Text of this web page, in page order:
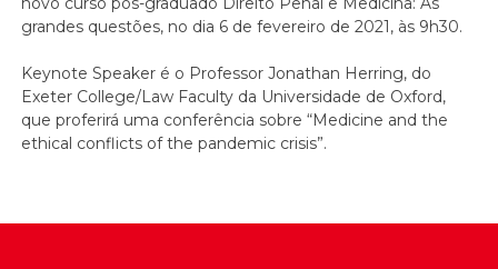
grandes questões, no dia 6 de fevereiro de 2021, às 9h30.
Keynote Speaker é o Professor Jonathan Herring, do
Exeter College/Law Faculty da Universidade de Oxford,
que proferirá uma conferência sobre “Medicine and the
ethical conflicts of the pandemic crisis”.